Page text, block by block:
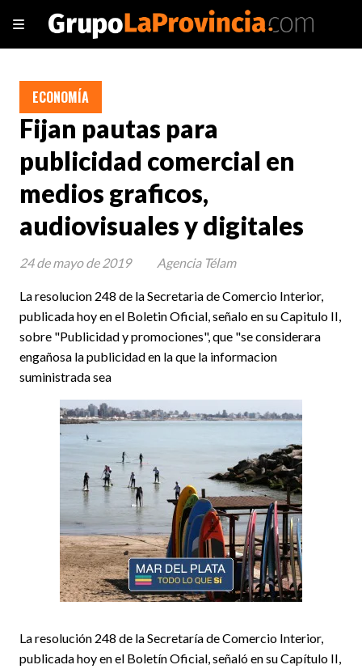
Fijan pautas para
publicidad comercial en
medios graficos,
audiovisuales y digitales
La resolucion 248 de la Secretaria de Comercio Interior,
publicada hoy en el Boletin Oficial, señalo en su Capitulo II,
sobre "Publicidad y promociones", que "se considerara
engañosa la publicidad en la que la informacion
suministrada sea
ECONOMÍA
24 de mayo de 2019 Agencia Télam
La resolución 248 de la Secretaría de Comercio Interior,
publicada hoy en el Boletín Oficial, señaló en su Capítulo II,